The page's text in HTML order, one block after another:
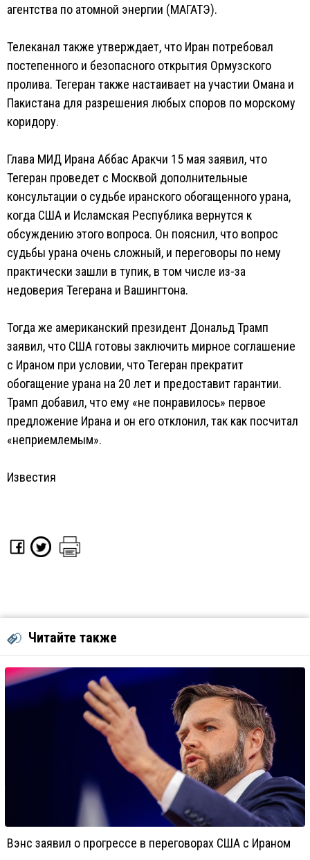
агентства по атомной энергии (МАГАТЭ).
Телеканал также утверждает, что Иран потребовал
постепенного и безопасного открытия Ормузского
пролива. Тегеран также настаивает на участии Омана и
Пакистана для разрешения любых споров по морскому
коридору.
Глава МИД Ирана Аббас Аракчи 15 мая заявил, что
Тегеран проведет с Москвой дополнительные
консультации о судьбе иранского обогащенного урана,
когда США и Исламская Республика вернутся к
обсуждению этого вопроса. Он пояснил, что вопрос
судьбы урана очень сложный, и переговоры по нему
практически зашли в тупик, в том числе из-за
недоверия Тегерана и Вашингтона.
Тогда же американский президент Дональд Трамп
заявил, что США готовы заключить мирное соглашение
с Ираном при условии, что Тегеран прекратит
обогащение урана на 20 лет и предоставит гарантии.
Трамп добавил, что ему «не понравилось» первое
предложение Ирана и он его отклонил, так как посчитал
«неприемлемым».
Известия
Читайте также
Вэнс заявил о прогрессе в переговорах США с Ираном